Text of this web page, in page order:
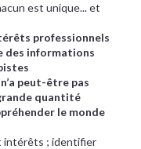
est unique... et
professionnels
des informations
peut-être pas
quantité
le monde
intérêts ; identifier